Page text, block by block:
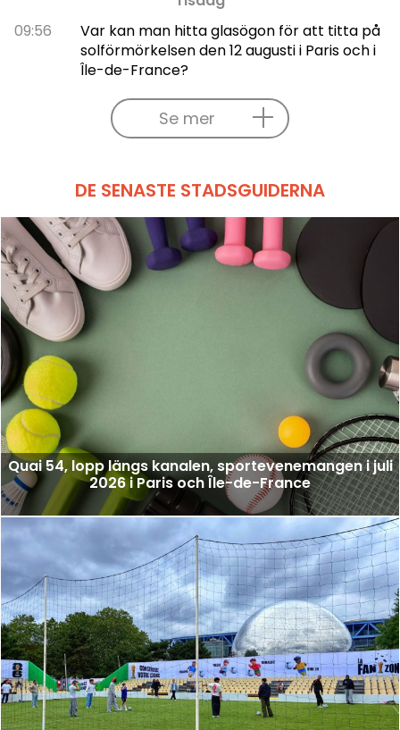
09:56
Var kan man hitta glasögon för att titta på
solförmörkelsen den 12 augusti i Paris och i
Île-de-France?
Se mer
DE SENASTE STADSGUIDERNA
Quai 54, lopp längs kanalen, sportevenemangen i juli
2026 i Paris och Île-de-France